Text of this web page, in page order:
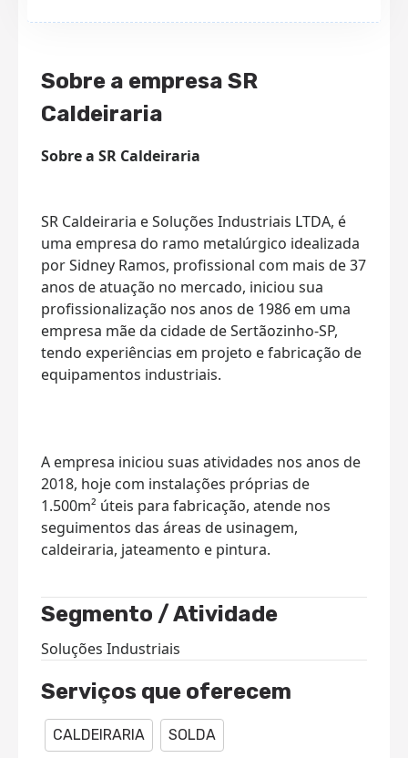
Sobre a empresa SR
Caldeiraria
Sobre a SR Caldeiraria
SR Caldeiraria e Soluções Industriais LTDA, é
uma empresa do ramo metalúrgico idealizada
por Sidney Ramos, profissional com mais de 37
anos de atuação no mercado, iniciou sua
profissionalização nos anos de 1986 em uma
empresa mãe da cidade de Sertãozinho-SP,
tendo experiências em projeto e fabricação de
equipamentos industriais.
A empresa iniciou suas atividades nos anos de
2018, hoje com instalações próprias de
1.500m² úteis para fabricação, atende nos
seguimentos das áreas de usinagem,
caldeiraria, jateamento e pintura.
Segmento / Atividade
Soluções Industriais
Serviços que oferecem
CALDEIRARIA SOLDA